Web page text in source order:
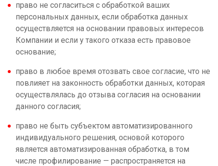
право не согласиться с обработкой ваших
персональных данных, если обработка данных
осуществляется на основании правовых интересов
Компании и если у такого отказа есть правовое
основание;
право в любое время отозвать свое согласие, что не
повлияет на законность обработки данных, которая
осуществлялась до отзыва согласия на основании
данного согласия;
право не быть субъектом автоматизированного
индивидуального решения, основой которого
является автоматизированная обработка, в том
числе профилирование — распространяется на